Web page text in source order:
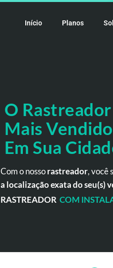
Início Planos
O Rastreador
Mais
Em Sua
Com o nossorastreador, você
a localização exata do seu(s)
RASTREADOR COM